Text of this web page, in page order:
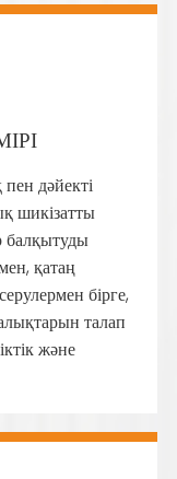
дәйекті
шикізатты
балқытуды
қатаң
бірге,
талап
және